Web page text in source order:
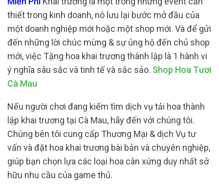
thiết trong kinh doanh, nó lưu lại bước mở đầu của
một doanh nghiệp mới hoặc một shop mới. Và để gửi
đến những lời chúc mừng & sự ủng hộ đến chủ shop
mới, việc Tặng hoa khai trương thành lập là 1 hành vi
ý nghĩa sâu sắc và tinh tế và sắc sảo. Shop Hoa Tươi
Cà Mau
Nếu người chơi đang kiếm tìm dịch vụ tải hoa thành
lập khai trương tại Cà Mau, hãy đến với chúng tôi.
Chúng bên tôi cung cấp Thương Mại & dịch Vụ tư
vấn và đặt hoa khai trương bài bản và chuyên nghiệp,
giúp bạn chọn lựa các loại hoa cân xứng duy nhất sở
hữu nhu cầu của game thủ.